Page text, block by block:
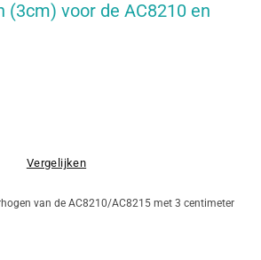
(3cm) voor de AC8210 en
Vergelijken
van de AC8210/AC8215 met 3 centimeter